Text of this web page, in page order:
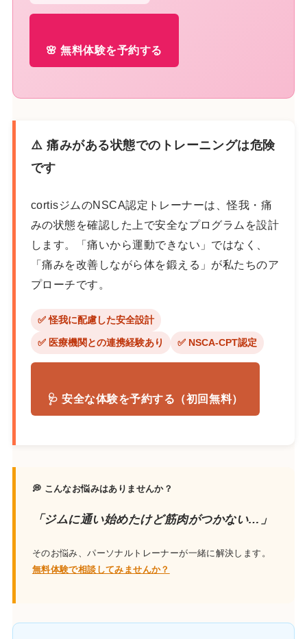
🌸 無料体験を予約する
⚠️ 痛みがある状態でのトレーニングは危険
です
cortisジムのNSCA認定トレーナーは、怪我・痛
みの状態を確認した上で安全なプログラムを設計
します。「痛いから運動できない」ではなく、
「痛みを改善しながら体を鍛える」が私たちのア
プローチです。
✅ 怪我に配慮した安全設計
✅ 医療機関との連携経験あり ✅ NSCA-CPT認定
🩺 安全な体験を予約する（初回無料）
💭 こんなお悩みはありませんか？
「ジムに通い始めたけど筋肉がつかない…」
そのお悩み、パーソナルトレーナーが一緒に解決します。
無料体験で相談してみませんか？